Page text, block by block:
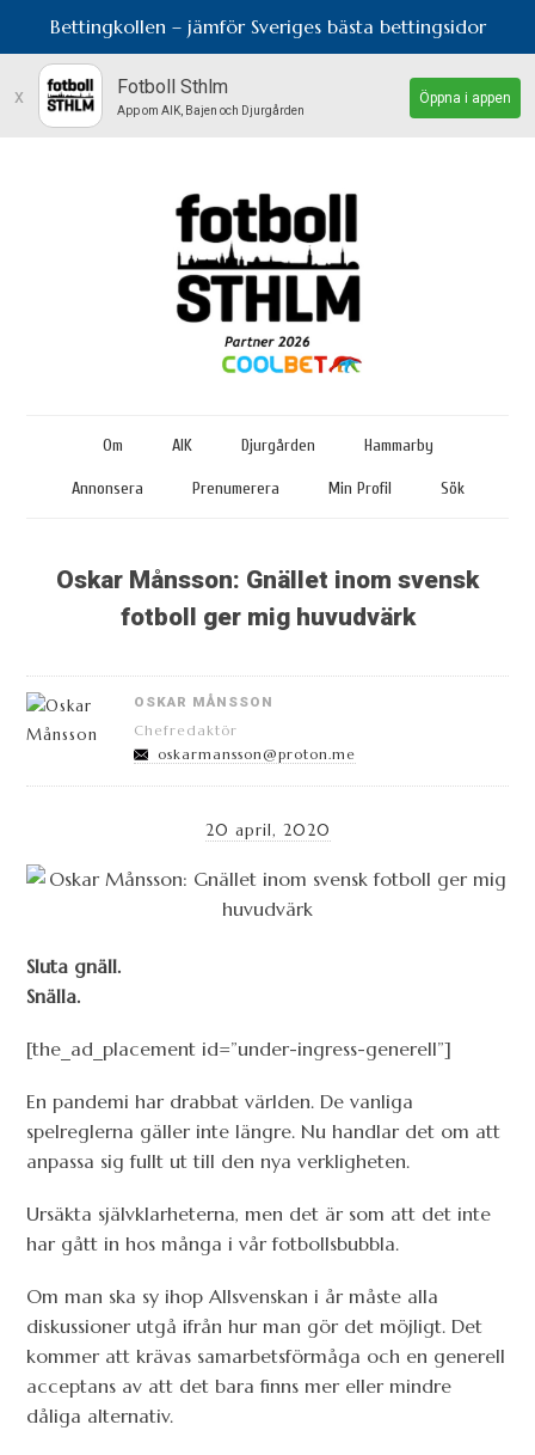
Bettingkollen – jämför Sveriges bästa bettingsidor
x Fotboll Sthlm
App om AIK, Bajen och Djurgården
Öppna i appen
Om AIK Djurgården Hammarby
Annonsera Prenumerera Min Profil Sök
Oskar Månsson: Gnället inom svensk
fotboll ger mig huvudvärk
OSKAR MÅNSSON
Chefredaktör
oskarmansson@proton.me
20 april, 2020
Sluta gnäll.
Snälla.
[the_ad_placement id=”under-ingress-generell”]
En pandemi har drabbat världen. De vanliga
spelreglerna gäller inte längre. Nu handlar det om att
anpassa sig fullt ut till den nya verkligheten.
Ursäkta självklarheterna, men det är som att det inte
har gått in hos många i vår fotbollsbubbla.
Om man ska sy ihop Allsvenskan i år måste alla
diskussioner utgå ifrån hur man gör det möjligt. Det
kommer att krävas samarbetsförmåga och en generell
acceptans av att det bara finns mer eller mindre
dåliga alternativ.